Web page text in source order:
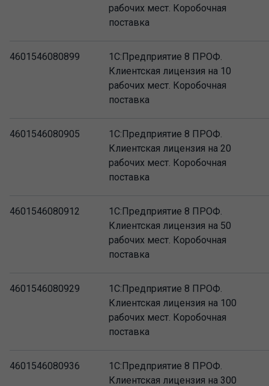
рабочих мест. Коробочная
поставка
4601546080899
1С:Предприятие 8 ПРОФ.
Клиентская лицензия на 10
рабочих мест. Коробочная
поставка
4601546080905
1С:Предприятие 8 ПРОФ.
Клиентская лицензия на 20
рабочих мест. Коробочная
поставка
4601546080912
1С:Предприятие 8 ПРОФ.
Клиентская лицензия на 50
рабочих мест. Коробочная
поставка
4601546080929
1С:Предприятие 8 ПРОФ.
Клиентская лицензия на 100
рабочих мест. Коробочная
поставка
4601546080936
1С:Предприятие 8 ПРОФ.
Клиентская лицензия на 300